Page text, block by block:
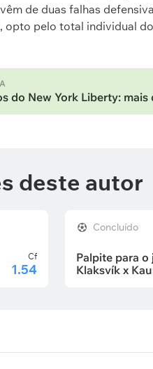
de duas falhas
opto pelo total individual
do New York Liberty:
deste autor
Cf
1.54
Concluído
Palpite para o
Klaksvík x